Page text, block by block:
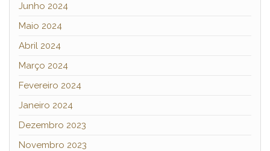
Junho 2024
Maio 2024
Abril 2024
Março 2024
Fevereiro 2024
Janeiro 2024
Dezembro 2023
Novembro 2023